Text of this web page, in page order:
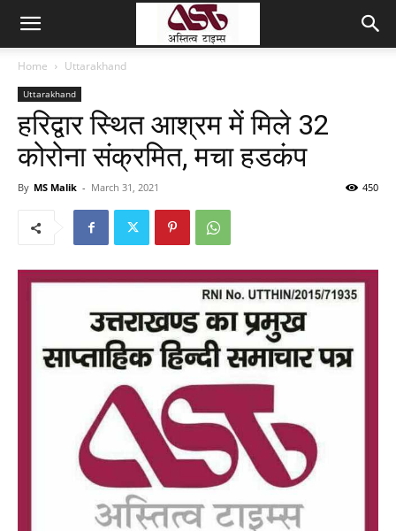
Home Uttarakhand
Uttarakhand
हरिद्वार स्थित आश्रम में मिले 32
कोरोना संक्रमित, मचा हडकंप
By MS Malik - March 31, 2021 450